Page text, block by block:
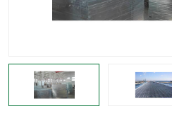
钢格栅踏步板